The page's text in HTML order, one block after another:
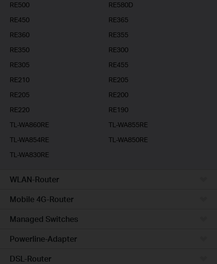
RE500
RE580D
RE450
RE365
RE360
RE355
RE350
RE300
RE305
RE455
RE210
RE205
RE205
RE200
RE220
RE190
TL-WA860RE
TL-WA855RE
TL-WA854RE
TL-WA850RE
TL-WA830RE
WLAN-Router
Mobile 4G-Router
Managed Switches
Powerline-Adapter
DSL-Router